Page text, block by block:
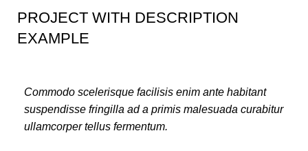
PROJECT WITH DESCRIPTION
EXAMPLE
Commodo scelerisque facilisis enim ante habitant
suspendisse fringilla ad a primis malesuada curabitur
ullamcorper tellus fermentum.